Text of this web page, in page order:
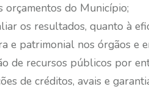
orçamentos do Município;
os resultados, quanto à
e patrimonial nos órgãos e
de recursos públicos por
de créditos, avais e